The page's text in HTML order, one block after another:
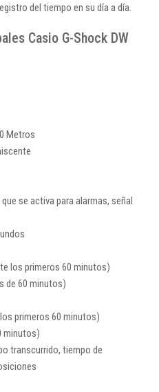
del tiempo en su día a día.
Casio G-Shock DW
Metros
se activa para alarmas, señal
los primeros 60 minutos)
de 60 minutos)
primeros 60 minutos)
minutos)
transcurrido, tiempo de